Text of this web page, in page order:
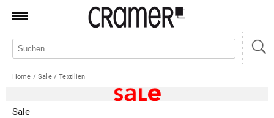
Produkte
Aktionen
Home / Sale/ Textilien
Sale